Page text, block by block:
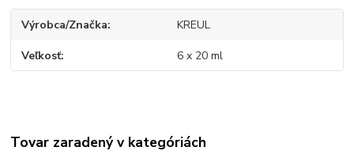
Výrobca/Značka KREUL
Veľkosť 6 x 20 ml
Tovar zaradený v kategóriách